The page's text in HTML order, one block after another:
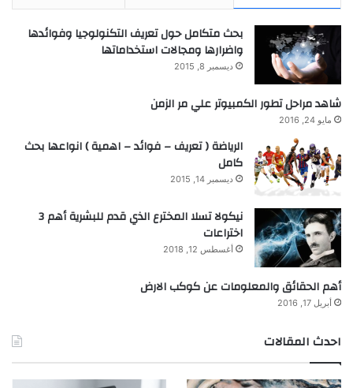
بحث متكامل حول تعريف التكنولوجيا وفوائدها
واضرارها ومجالات استخداماتها
ديسمبر 8, 2015
شاهد مراحل تطور الكمبيوتر علي مر الزمن
مايو 24, 2016
الرياضة ( تعريف – فوائد – اهمية ) انواعها بحث
كامل
ديسمبر 14, 2015
نيكولا تسلا المخترع الذي قدم للبشرية أهم 3
اختراعات
أغسطس 12, 2018
أهم الحقائق والمعلومات عن كوكب الارض
أبريل 17, 2016
احدث المقالات